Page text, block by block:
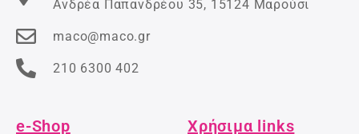
Ανδρέα Παπανδρέου 35, 15124 Μαρούσι
maco@maco.gr
210 6300 402
e-Shop Χρήσιμα links